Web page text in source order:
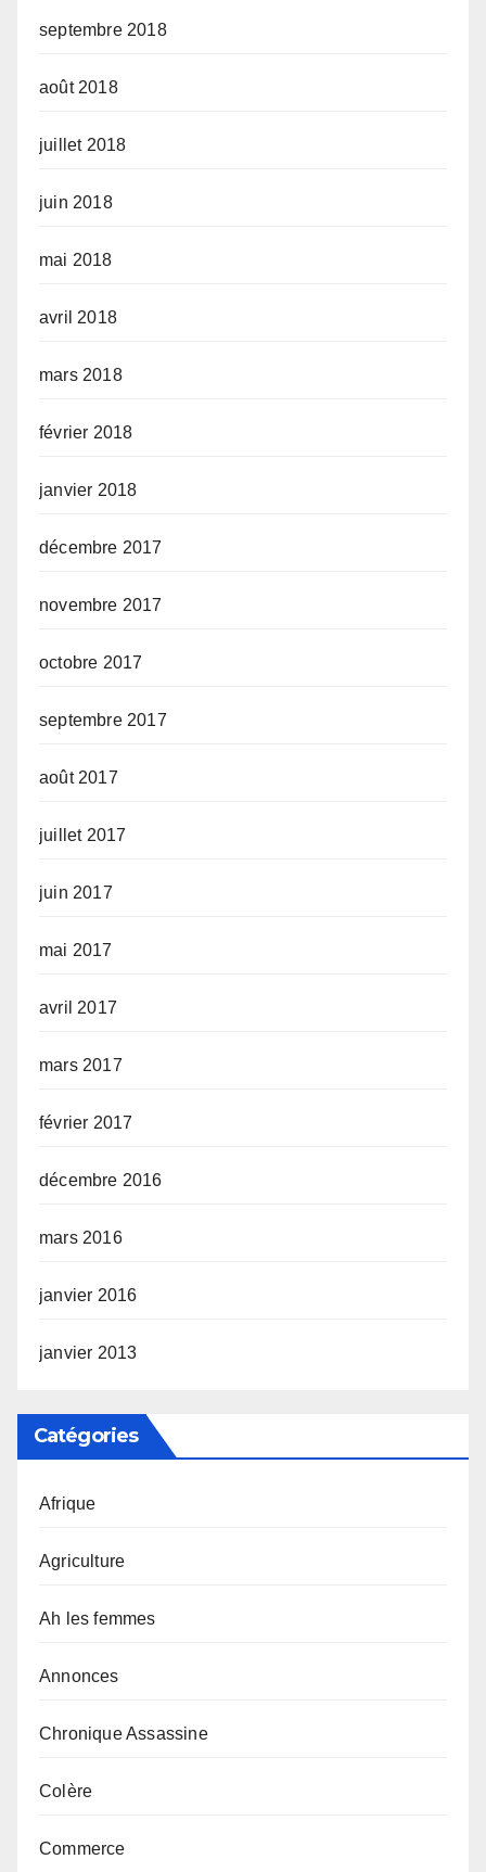
septembre 2018
août 2018
juillet 2018
juin 2018
mai 2018
avril 2018
mars 2018
février 2018
janvier 2018
décembre 2017
novembre 2017
octobre 2017
septembre 2017
août 2017
juillet 2017
juin 2017
mai 2017
avril 2017
mars 2017
février 2017
décembre 2016
mars 2016
janvier 2016
janvier 2013
Catégories
Afrique
Agriculture
Ah les femmes
Annonces
Chronique Assassine
Colère
Commerce